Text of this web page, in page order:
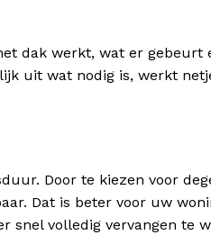
dak werkt, wat er gebeurt
uit wat nodig is, werkt
Door te kiezen voor
Dat is beter voor uw
snel volledig vervangen te